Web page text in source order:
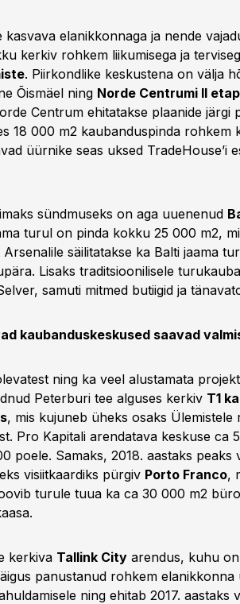
kasvava elanikkonnaga ja nende
kerkiv rohkem liikumisega ja
. Piirkondlike keskustena on välja
Õismäel ning Norde Centrumi II
Centrum ehitatakse plaanide järgi
18 000 m2 kaubanduspinda rohkem
üürnike seas uksed TradeHouse’i
sündmuseks on aga uuenenud
turul on pinda kokku 25 000 m2,
säilitatakse ka Balti jaama
Lisaks traditsioonilisele
samuti mitmed butiigid ja
kaubanduskeskused saavad
ning ka veel alustamata
Peterburi tee alguses kerkiv T1
, mis kujuneb üheks osaks Ülemistele
Pro Kapitali arendatava keskuse ca
poele. Samaks, 2018. aastaks peaks
visiitkaardiks pürgiv Porto Franco,
turule tuua ka ca 30 000 m2
kerkiva Tallink City arendus, kuhu
panustanud rohkem elanikkonna
ning ehitab 2017. aastaks